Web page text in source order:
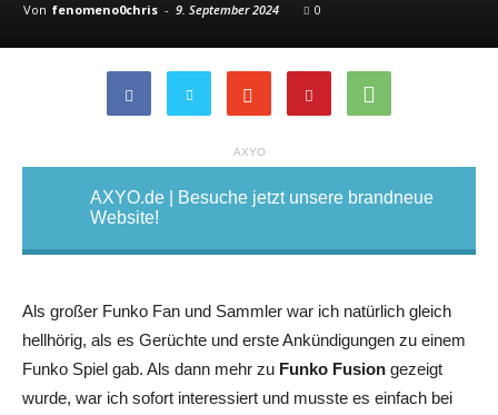
Von fenomeno0chris - 9. September 2024 0
AXYO
AXYO.de | Besuche jetzt unsere brandneue
Website!
Als großer Funko Fan und Sammler war ich natürlich gleich
hellhörig, als es Gerüchte und erste Ankündigungen zu einem
Funko Spiel gab. Als dann mehr zu Funko Fusion gezeigt
wurde, war ich sofort interessiert und musste es einfach bei